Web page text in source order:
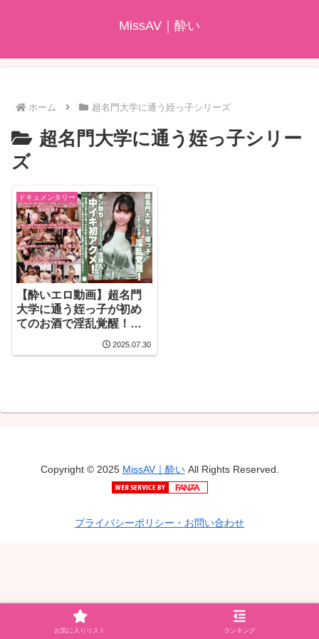
MissAV｜酔い
ホーム 超名門大学に通う姪っ子シリーズ
超名門大学に通う姪っ子シリー
ズ
ドキュメンタリー
【酔いエロ動画】超名門
大学に通う姪っ子が初め
てのお酒で淫乱覚醒！ギ
ン勃ちした叔父さんにヌ
ルっと生挿入されて中イ
2025.07.30
Copyright © 2025 MissAV｜酔いAll Rights Reserved.
プライバシーポリシー・お問い合わせ
お気に入りリスト ランキング